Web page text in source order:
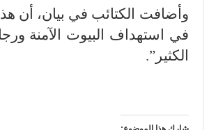
وأضافت الكتائب في بيان، أن
في استهداف البيوت الآمنة
الكثير”.